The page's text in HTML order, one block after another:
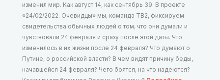
изменил мир. Как август 14, как сентябрь 39. В проекте
«24/02/2022. Очевидцы» мы, команда ТВ2, фиксируем
свидетельства обычных людей о том, что они думали и
чувствовали 24 февраля и сразу после этой даты. Что
изменилось в их жизни после 24 февраля? Что думают о
Путине, о российской власти? В чем видят причину беды,
начавшейся 24 февраля? Чего боятся, на что надеются?